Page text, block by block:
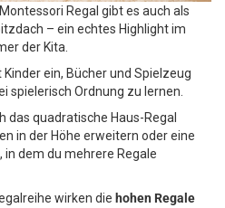
Regal gibt es auch als
– ein echtes Highlight im
der Kita.
ein, Bücher und Spielzeug
spielerisch Ordnung zu lernen.
das quadratische Haus-Regal
in der Höhe erweitern oder eine
dem du mehrere Regale
wirken die hohen Regale